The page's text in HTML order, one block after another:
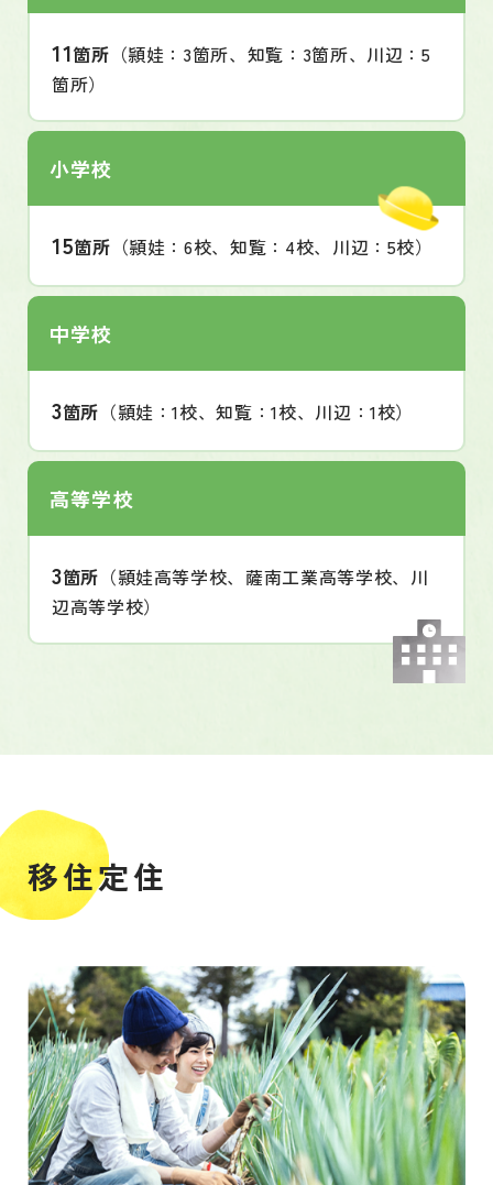
11箇所 （頴娃：3箇所、知覧：3箇所、川辺：5
箇所）
小学校
15箇所 （頴娃：6校、知覧：4校、川辺：5校）
中学校
3箇所 （頴娃：1校、知覧：1校、川辺：1校）
高等学校
3箇所 （頴娃高等学校、薩南工業高等学校、川
辺高等学校）
移住定住